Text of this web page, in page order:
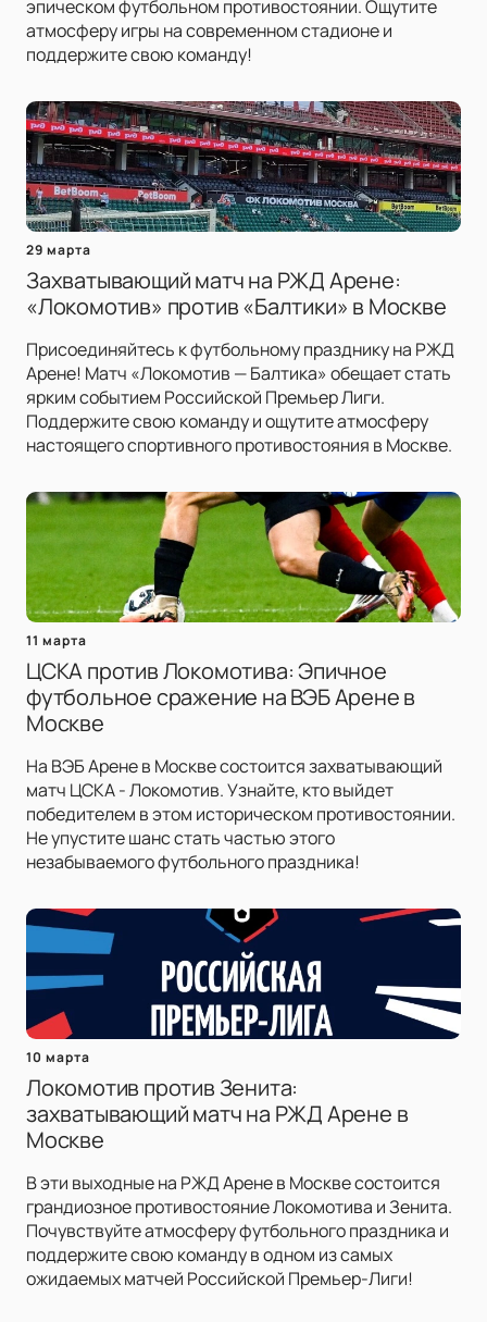
эпическом футбольном противостоянии. Ощутите
атмосферу игры на современном стадионе и
поддержите свою команду!
29 марта
Захватывающий матч на РЖД Арене:
«Локомотив» против «Балтики» в Москве
Присоединяйтесь к футбольному празднику на РЖД
Арене! Матч «Локомотив — Балтика» обещает стать
ярким событием Российской Премьер Лиги.
Поддержите свою команду и ощутите атмосферу
настоящего спортивного противостояния в Москве.
11 марта
ЦСКА против Локомотива: Эпичное
футбольное сражение на ВЭБ Арене в
Москве
На ВЭБ Арене в Москве состоится захватывающий
матч ЦСКА - Локомотив. Узнайте, кто выйдет
победителем в этом историческом противостоянии.
Не упустите шанс стать частью этого
незабываемого футбольного праздника!
10 марта
Локомотив против Зенита:
захватывающий матч на РЖД Арене в
Москве
В эти выходные на РЖД Арене в Москве состоится
грандиозное противостояние Локомотива и Зенита.
Почувствуйте атмосферу футбольного праздника и
поддержите свою команду в одном из самых
ожидаемых матчей Российской Премьер-Лиги!